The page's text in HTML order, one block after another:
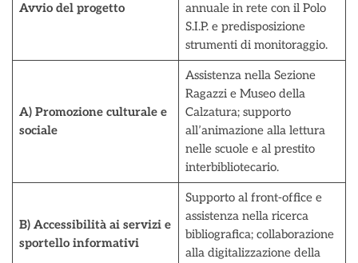
Avvio del progetto
annuale in rete con il Polo
S.I.P. e predisposizione
strumenti di monitoraggio.
A) Promozione culturale e
sociale
Assistenza nella Sezione
Ragazzi e Museo della
Calzatura; supporto
all’animazione alla lettura
nelle scuole e al prestito
interbibliotecario.
B) Accessibilità ai servizi e
sportello informativi
Supporto al front-office e
assistenza nella ricerca
bibliografica; collaborazione
alla digitalizzazione della